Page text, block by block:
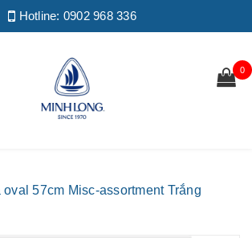
Hotline: 0902 968 336
0
oval 57cm Misc-assortment Trắng